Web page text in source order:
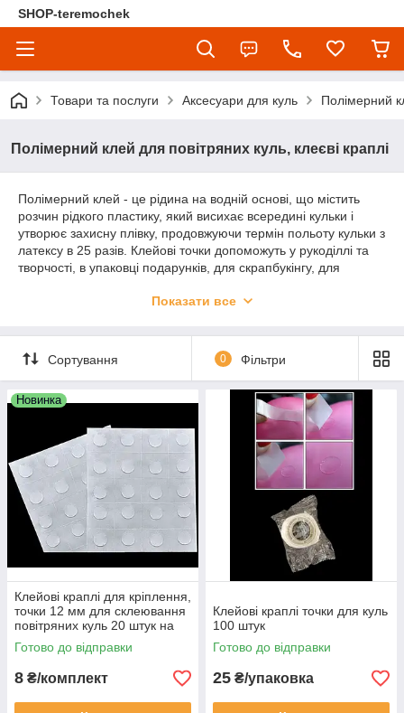
SHOP-teremochek
Товари та послуги Аксесуари для куль Полімерний
Полімерний клей для повітряних куль, клеєві краплі
Полімерний клей - це рідина на водній основі, що містить
розчин рідкого пластику, який висихає всередині кульки і
утворює захисну плівку, продовжуючи термін польоту кульки з
латексу в 25 разів. Клейові точки допоможуть у рукоділлі та
творчості, в упаковці подарунків, для скрапбукінгу, для
Крапки для кріплення виступають у ролі двостороннього
святкових аксесуарах.
Показати все
Сортування 0 Фільтри
Новинка
Клейові краплі для кріплення,
точки 12 мм для склеювання
повітряних куль 20 штук на
аркуші діаметр точки 12 мм
Готово до відправки
8 ₴/комплект
Клейові краплі точки для куль
100 штук
Готово до відправки
25 ₴/упаковка